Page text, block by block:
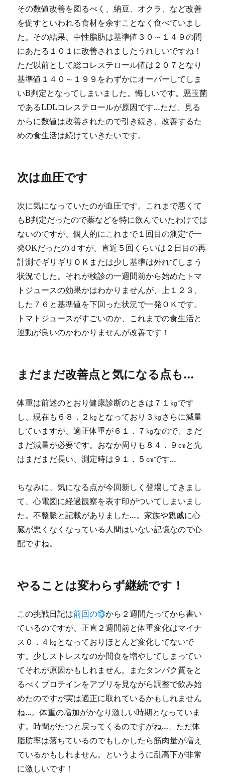
その数値改善を図るべく、納豆、オクラ、など改善
を促すといわれる食材を余すことなく食べていまし
た。その結果、中性脂肪は基準値３０～１４９の間
にあたる１０１に改善されましたうれしいですね！
ただ以前として総コレステロール値は２０７となり
基準値１４０～１９９をわずかにオーバーしてしま
いB判定となってしまいました。悔しいです。悪玉菌
であるLDLコレステロールが原因です…ただ、見る
からに数値は改善されたので引き続き、改善するた
めの食生活は続けていきたいです。
次は血圧です
次に気になっていたのが血圧です。これまで悪くて
もB判定だったので薬などを特に飲んでいたわけでは
ないのですが、個人的にこれまで１回目の測定で一
発OKだったのｄすが、直近５回くらいは２日目の再
計測でギリギリＯＫまたは少し基準は外れてしまう
状況でした。それが検診の一週間前から始めたトマ
トジュースの効果かはわかりませんが、上１２３、
した７６と基準値を下回った状況で一発ＯＫです。
トマトジュースがすごいのか、これまでの食生活と
運動が良いのかわかりませんが改善です！
まだまだ改善点と気になる点も…
体重は前述のとおり健康診断のときは７１㎏です
し、現在も６８．２㎏となっており３㎏さらに減量
していますが、適正体重が６１．７㎏なので、まだ
まだ減量が必要です。おなか周りも８４．９㎝と先
はまだまだ長い、測定時は９１．５㎝です…
ちなみに、気になる点が今回新しく登場してきまし
て、心電図に経過観察を表す印がついてしまいまし
た。不整脈と記載がありました…。家族や親戚に心
臓が悪くなくなっている人間はいない記憶なので心
配ですね。
やることは変わらず継続です！
この挑戦日記は前回の⑬から２週間たってから書い
ているのですが、正直２週間前と体重変化はマイナ
ス０．４㎏となっておりほとんど変化してないで
す。少しストレスなのか間食を増やしてしまってい
てそれが原因かもしれません。またタンパク質をと
るべくプロテインをアプリを見ながら調整で飲み始
めたのですが実は適正に取れているかもしれません
ね…。体重の増加がかなり激しい時期となっていま
す。時間がたつと戻ってくるのですがね…、ただ体
脂肪率は落ちているのでもしかしたら筋肉量が増え
ているかもしれません。というように乱高下が非常
に激しいです！